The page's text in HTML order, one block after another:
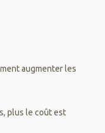
augmenter les
plus le coût est